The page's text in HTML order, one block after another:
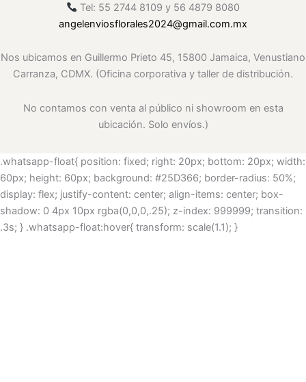
Tel: 55 2744 8109 y 56 4879 8080
angelenviosflorales2024@gmail.com.mx
Nos ubicamos en Guillermo Prieto 45, 15800 Jamaica, Venustiano
Carranza, CDMX. (Oficina corporativa y taller de distribución.
No contamos con venta al público ni showroom en esta
ubicación. Solo envíos.)
.whatsapp-float{ position: fixed; right: 20px; bottom: 20px; width:
60px; height: 60px; background: #25D366; border-radius: 50%;
display: flex; justify-content: center; align-items: center; box-
shadow: 0 4px 10px rgba(0,0,0,.25); z-index: 999999; transition:
.3s; } .whatsapp-float:hover{ transform: scale(1.1); }